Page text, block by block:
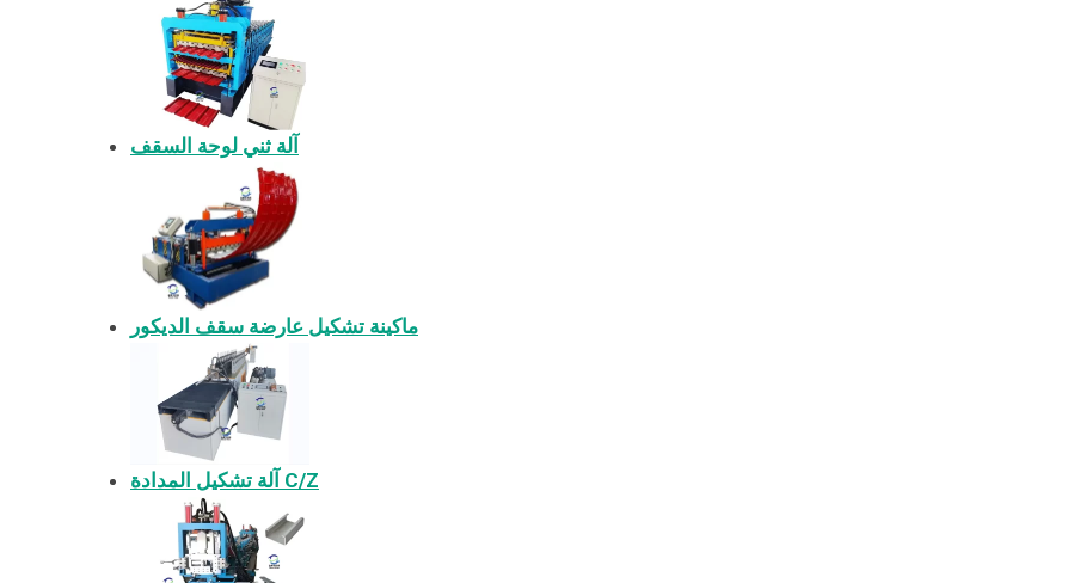
آلة ثني لوحة السقف
ماكينة تشكيل عارضة سقف الديكور
آلة تشكيل المدادة C/Z